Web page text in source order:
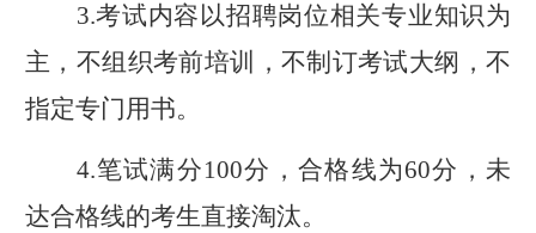
3.考试内容以招聘岗位相关专业知识为
主， 不组织考前培训，不制订考试大纲，不
指定专门用书。
4.笔试满分100分，合格线为60分，未
达合格线的考生直接淘汰。